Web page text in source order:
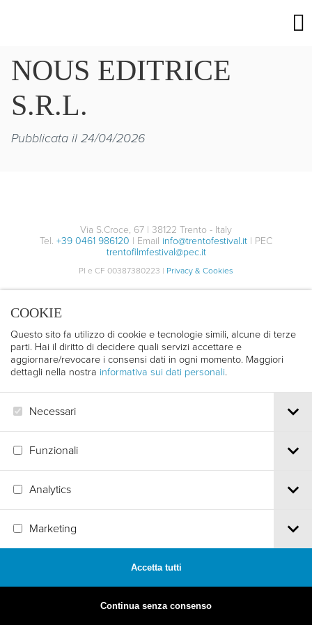
COOKIE
Questo sito fa utilizzo di cookie e tecnologie simili, alcune di terze
parti. Hai il diritto di decidere quali servizi accettare e
aggiornare/revocare i consensi dati in ogni momento. Maggiori
dettagli nella nostra informativa sui dati personali.
Necessari
Funzionali
Analytics
Marketing
Accetta tutti
Continua senza consenso
NOUS EDITRICE
S.R.L.
Pubblicata il 24/04/2026
Via S.Croce, 67 | 38122 Trento - Italy
Tel. +39 0461 986120 | Email info@trentofestival.it | PEC
trentofilmfestival@pec.it
PI e CF 00387380223 | Privacy & Cookies
MADE BY ARTICA